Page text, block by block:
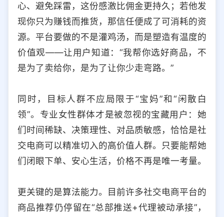
心、避免踩雷，这份感激比佣金更持久；若他发
现你只为赚钱而推货，那信任便成了可消耗的资
源。平台要做的不是灌鸡汤，而是塑造有温度的
价值观——让用户知道：“我帮你选好商品，不
是为了卖给你，是为了让你少走弯路。”
同时，目标人群不应局限于“宝妈”和“闲散白
领”。专业女性群体才是被忽视的宝藏用户：她
们时间稀缺、决策理性、对品质敏感，恰恰是社
交电商可以精准切入的高价值人群。只要能帮她
们闭眼下单、安心生活，价格不再是唯一考量。
更关键的是算法能力。目前许多社交电商平台的
商品推荐仍停留在“总部推送+代理被动承接”，